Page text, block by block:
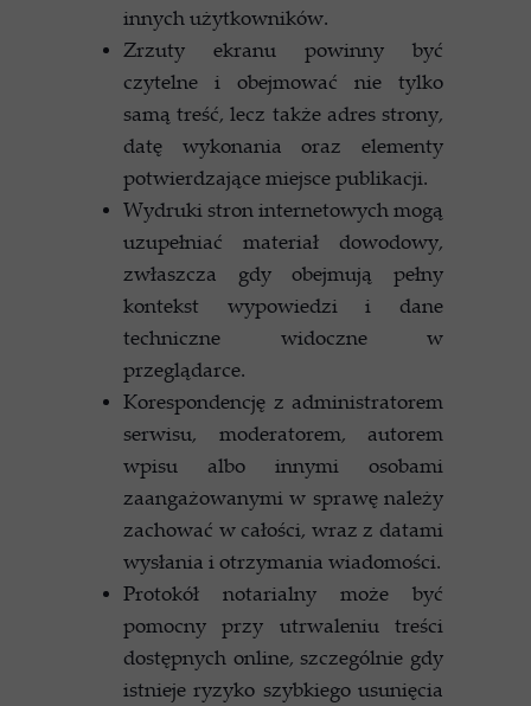
innych użytkowników.
Zrzuty ekranu powinny być
czytelne i obejmować nie tylko
samą treść, lecz także adres strony,
datę wykonania oraz elementy
potwierdzające miejsce publikacji.
Wydruki stron internetowych mogą
uzupełniać materiał dowodowy,
zwłaszcza gdy obejmują pełny
kontekst wypowiedzi i dane
techniczne widoczne w
przeglądarce.
Korespondencję z administratorem
serwisu, moderatorem, autorem
wpisu albo innymi osobami
zaangażowanymi w sprawę należy
zachować w całości, wraz z datami
wysłania i otrzymania wiadomości.
Protokół notarialny może być
pomocny przy utrwaleniu treści
dostępnych online, szczególnie gdy
istnieje ryzyko szybkiego usunięcia